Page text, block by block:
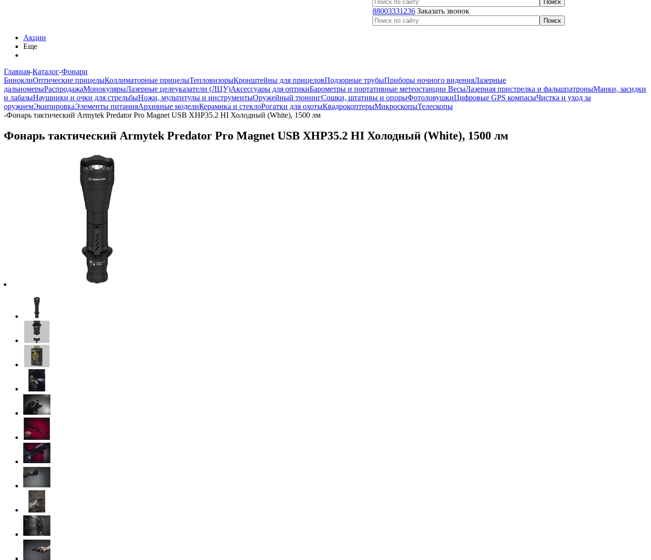
88003331236 Заказать звонок
Акции
Еще
Главная-Каталог-Фонари
БиноклиОптические прицелыКоллиматорные прицелыТепловизорыКронштейны для прицеловПодзорные трубыПриборы ночного виденияЛазерные
дальномерыРаспродажаМонокулярыЛазерные целеуказатели (ЛЦУ)Аксессуары для оптикиБарометры и портативные метеостанции ВесыЛазерная пристрелка и фальшпатроныМанки, засидки
и лабазыНаушники и очки для стрельбыНожи, мультитулы и инструментыОружейный тюнингСошки, штативы и опорыФотоловушкиЦифровые GPS компасыЧистка и уход за
оружиемЭкипировкаЭлементы питанияАрхивные моделиКерамика и стеклоРогатки для охотыКвадрокоптерыМикроскопыТелескопы
-Фонарь тактический Armytek Predator Pro Magnet USB XHP35.2 HI Холодный (White), 1500 лм
Фонарь тактический Armytek Predator Pro Magnet USB XHP35.2 HI Холодный (White), 1500 лм